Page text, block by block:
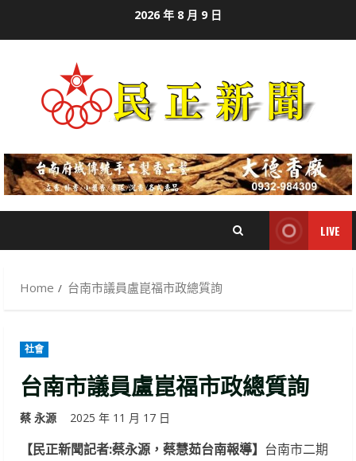
2026 年 8 月 9 日
LIVE
Home 台南市議員盧崑福市政總質詢
社會
台南市議員盧崑福市政總質詢
蔡 永源 2025 年 11 月 17 日
【民正新聞記者:蔡永源，蔡慧茹台南報導】 台南市二期